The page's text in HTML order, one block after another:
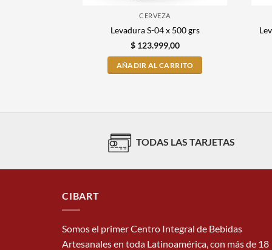
CERVEZA
Levadura S-04 x 500 grs
$123.999,00
AÑADIR AL CARRITO
TODAS LAS TARJETAS
CIBART
Somos el primer Centro Integral de Bebidas
Artesanales en toda Latinoamérica, con más de 18